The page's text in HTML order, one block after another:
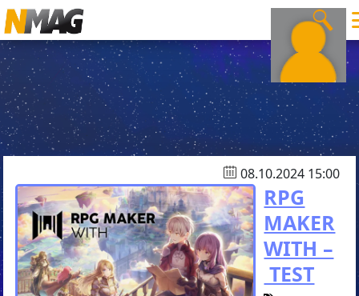
08.10.2024 15:00
RPG
MAKER
WITH –
TEST